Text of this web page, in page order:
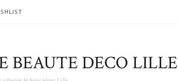
BEAUTE DECO LILLE